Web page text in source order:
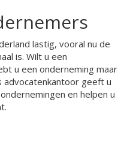
lastig, vooral nu de
is. Wilt u een
u een onderneming maar
advocatenkantoor geeft u
en helpen u